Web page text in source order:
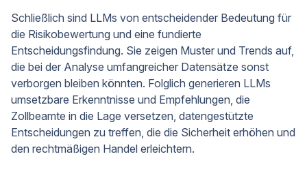
Schließlich sind LLMs von entscheidender Bedeutung für
die Risikobewertung und eine fundierte
Entscheidungsfindung. Sie zeigen Muster und Trends auf,
die bei der Analyse umfangreicher Datensätze sonst
verborgen bleiben könnten. Folglich generieren LLMs
umsetzbare Erkenntnisse und Empfehlungen, die
Zollbeamte in die Lage versetzen, datengestützte
Entscheidungen zu treffen, die die Sicherheit erhöhen und
den rechtmäßigen Handel erleichtern.